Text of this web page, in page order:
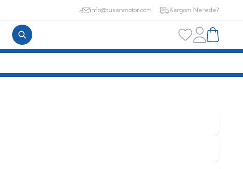
info@tusanmotor.com Kargom Nerede?
Favorilerim
HesabımSepetim